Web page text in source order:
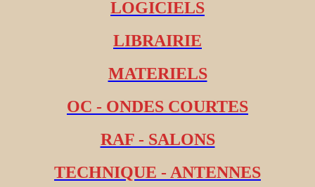
LOGICIELS
LIBRAIRIE
MATERIELS
OC - ONDES COURTES
RAF - SALONS
TECHNIQUE - ANTENNES